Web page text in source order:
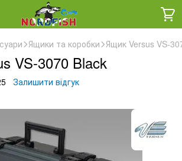
Ящики та коробки Ящик Versus VS-
VS-3070 Black
Залишити відгук